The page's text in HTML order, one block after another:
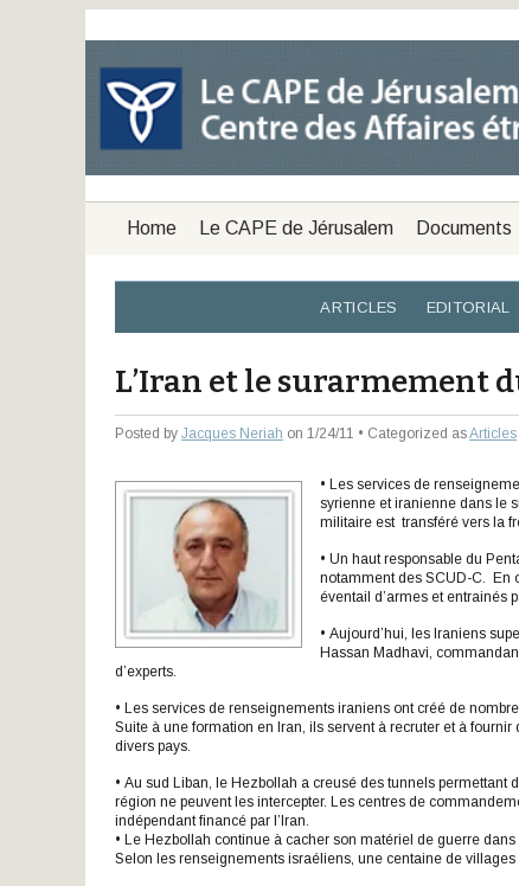
Home Le CAPE de Jérusalem Documents
ARTICLES EDITORIAL
L’Iran et le surarmement
Posted by Jacques Neriah on 1/24/11 • Categorized asArticles
• Les services de
syrienne et iranienne dans le
militaire est transféré vers la
• Un haut responsable du
notamment des SCUD-C. En
éventail d’armes et entrainés
• Aujourd’hui, les Iraniens
Hassan Madhavi,
d’experts.
• Les services de renseignements iraniens ont créé de
Suite à une formation en Iran, ils servent à recruter et à
divers pays.
• Au sud Liban, le Hezbollah a creusé des tunnels
région ne peuvent les intercepter. Les centres de
indépendant financé par l’Iran.
• Le Hezbollah continue à cacher son matériel de guerre
Selon les renseignements israéliens, une centaine de